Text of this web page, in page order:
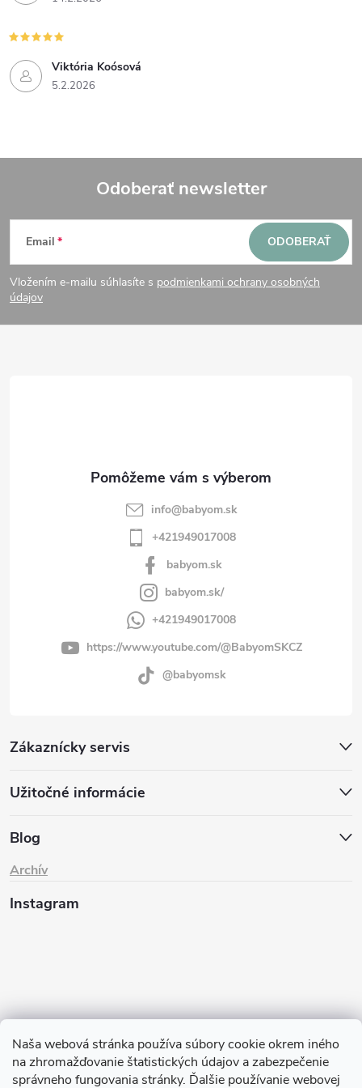
Naša webová stránka používa súbory cookie okrem iného
na zhromažďovanie štatistických údajov a zabezpečenie
správneho fungovania stránky. Ďalšie používanie webovej
k
y
v
p
s
u
Viktória Koósová
5.2.2026
Z
á
p
Odoberať newsletter
Email
Vložením e-mailu súhlasíte s podmienkami ochrany osobných
údajov
ODOBERAŤ
Zákaznícky servis
Užitočné informácie
Blog
Archív
info@babyom.sk
+421949017008
babyom.sk
babyom.sk/
+421949017008
https://www.youtube.com/@BabyomSKCZ
@babyomsk
Instagram
Sledovať na Instagrame